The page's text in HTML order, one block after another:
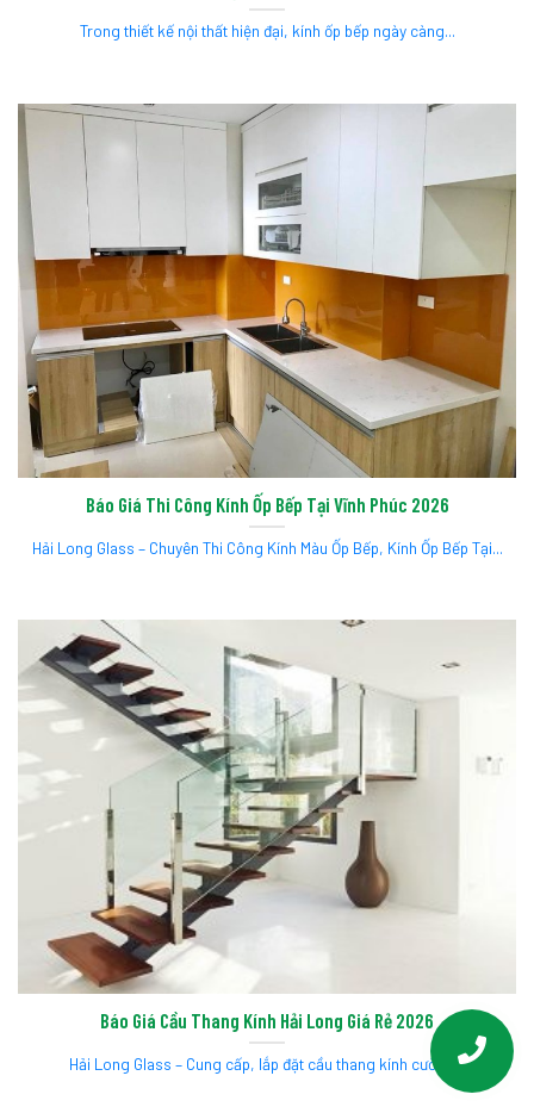
Trong thiết kế nội thất hiện đại, kính ốp bếp ngày càng...
Báo Giá Thi Công Kính Ốp Bếp Tại Vĩnh Phúc 2026
Hải Long Glass – Chuyên Thi Công Kính Màu Ốp Bếp, Kính Ốp Bếp Tại...
Báo Giá Cầu Thang Kính Hải Long Giá Rẻ 2026
Hải Long Glass – Cung cấp, lắp đặt cầu thang kính cường...